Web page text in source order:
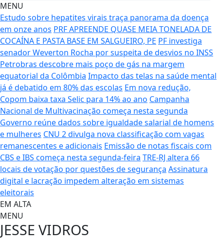
MENU
Estudo sobre hepatites virais traça panorama da doença
em onze anos PRF APREENDE QUASE MEIA TONELADA DE
COCAÍNA E PASTA BASE EM SALGUEIRO, PE PF investiga
senador Weverton Rocha por suspeita de desvios no INSS
Petrobras descobre mais poço de gás na margem
equatorial da Colômbia Impacto das telas na saúde mental
já é debatido em 80% das escolas Em nova redução,
Copom baixa taxa Selic para 14% ao ano Campanha
Nacional de Multivacinação começa nesta segunda
Governo reúne dados sobre igualdade salarial de homens
e mulheres CNU 2 divulga nova classificação com vagas
remanescentes e adicionais Emissão de notas fiscais com
CBS e IBS começa nesta segunda-feira TRE-RJ altera 66
locais de votação por questões de segurança Assinatura
digital e lacração impedem alteração em sistemas
eleitorais
EM ALTA
MENU
JESSE VIDROS